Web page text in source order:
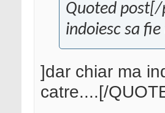
Quoted
indoiesc sa
]dar chiar ma
catre....[/